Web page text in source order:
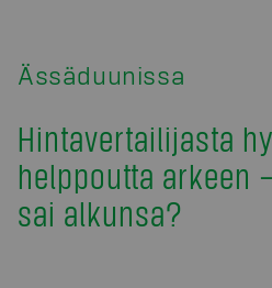
Ässäduunissa
Hintavertailijasta
helppoutta arkeen
sai alkunsa?